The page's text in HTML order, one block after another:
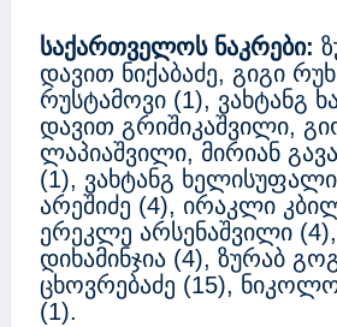
საქართველოს ნაკრები:
დავით ნიქაბაძე, გიგი
რუსტამოვი (1), ვახტანგ
დავით გრიშიკაშვილი,
ლაპიაშვილი, მირიან
(1), ვახტანგ
არეშიძე (4), ირაკლი
ერეკლე არსენაშვილი
დიხამინჯია (4), ზურაბ
ცხოვრებაძე (15),
(1).